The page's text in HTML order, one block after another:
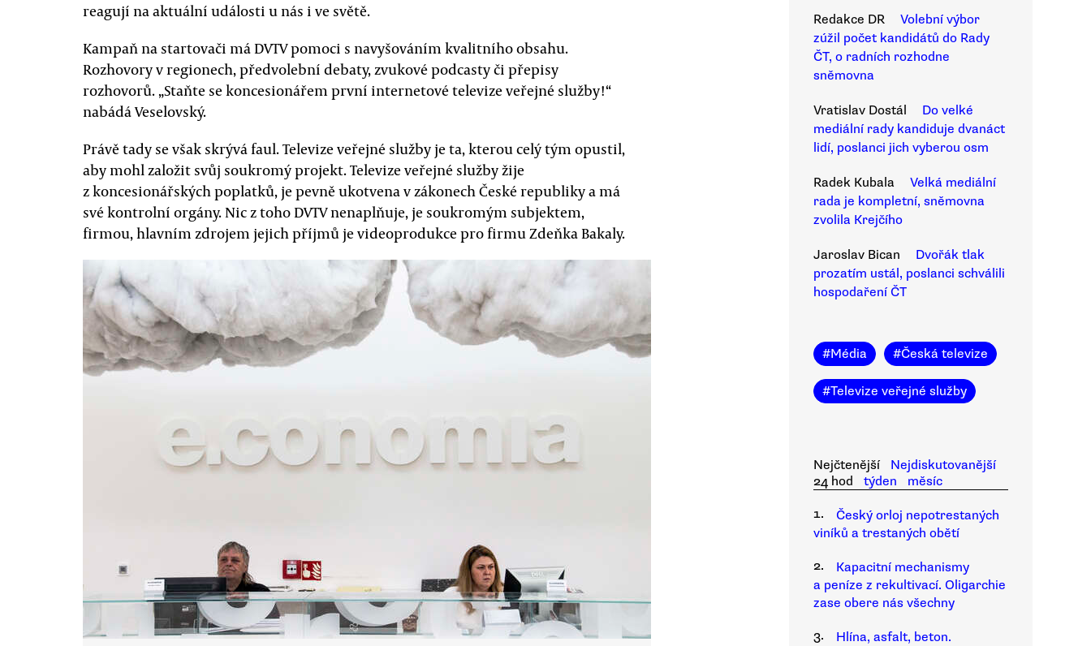
reagují na aktuální události u nás i ve světě.
Kampaň na startovači má DVTV pomoci s navyšováním kvalitního obsahu.
Rozhovory v regionech, předvolební debaty, zvukové podcasty či přepisy
rozhovorů. „Staňte se koncesionářem první internetové televize veřejné služby!“
nabádá Veselovský.
Právě tady se však skrývá faul. Televize veřejné služby je ta, kterou celý tým opustil,
aby mohl založit svůj soukromý projekt. Televize veřejné služby žije
z koncesionářských poplatků, je pevně ukotvena v zákonech České republiky a má
své kontrolní orgány. Nic z toho DVTV nenaplňuje, je soukromým subjektem,
firmou, hlavním zdrojem jejich příjmů je videoprodukce pro firmu Zdeňka Bakaly.
Redakce DR
Volební výbor
zúžil počet kandidátů do Rady
ČT, o radních rozhodne
sněmovna
Vratislav Dostál
Do velké
mediální rady kandiduje dvanáct
lidí, poslanci jich vyberou osm
Radek Kubala
Velká mediální
rada je kompletní, sněmovna
zvolila Krejčího
Jaroslav Bican
Dvořák tlak
prozatím ustál, poslanci schválili
hospodaření ČT
#Média #Česká televize
#Televize veřejné služby
Nejčtenější
Nejdiskutovanější
24 hod
týden
měsíc
1.
Český orloj nepotrestaných
viníků a trestaných obětí
2.
Kapacitní mechanismy
a peníze z rekultivací. Oligarchie
zase obere nás všechny
3.
Hlína, asfalt, beton.